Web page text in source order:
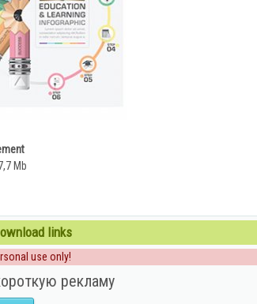
Mb
links
use only!
рекламу